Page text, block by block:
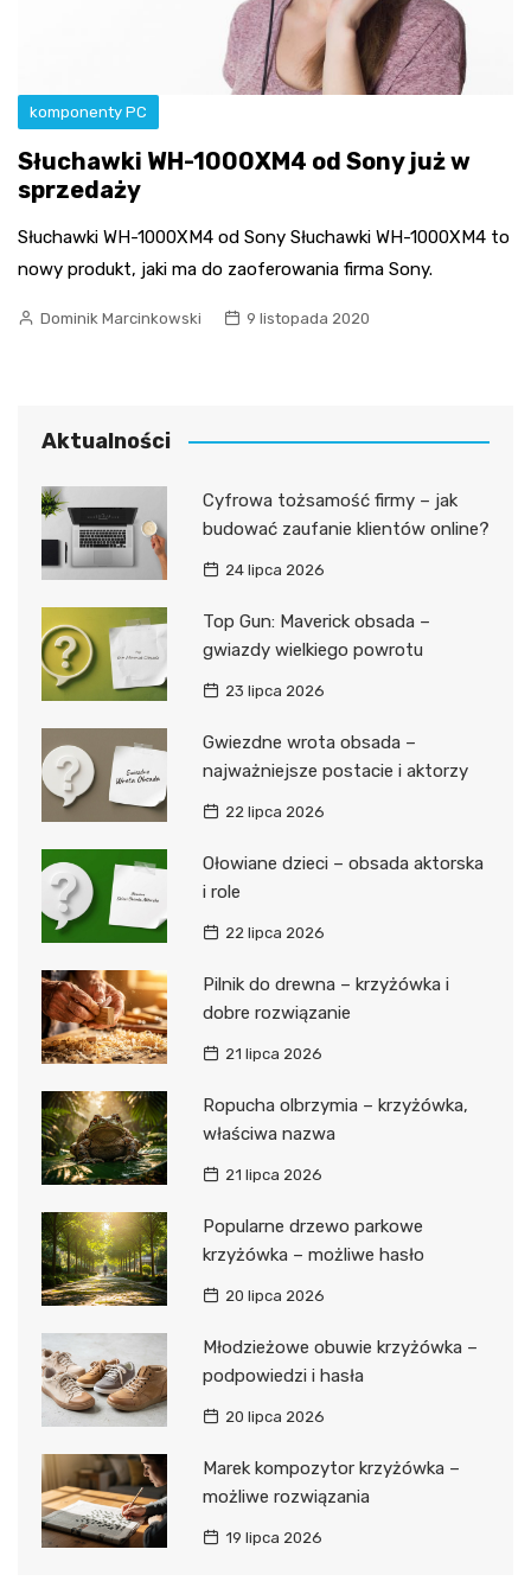
komponenty PC
Słuchawki WH-1000XM4 od Sony już w
sprzedaży
Słuchawki WH-1000XM4 od Sony Słuchawki WH-1000XM4 to
nowy produkt, jaki ma do zaoferowania firma Sony.
Dominik Marcinkowski 9 listopada 2020
Aktualności
Cyfrowa tożsamość firmy – jak
budować zaufanie klientów online?
24 lipca 2026
Top Gun: Maverick obsada –
gwiazdy wielkiego powrotu
23 lipca 2026
Gwiezdne wrota obsada –
najważniejsze postacie i aktorzy
22 lipca 2026
Ołowiane dzieci – obsada aktorska
i role
22 lipca 2026
Pilnik do drewna – krzyżówka i
dobre rozwiązanie
21 lipca 2026
Ropucha olbrzymia – krzyżówka,
właściwa nazwa
21 lipca 2026
Popularne drzewo parkowe
krzyżówka – możliwe hasło
20 lipca 2026
Młodzieżowe obuwie krzyżówka –
podpowiedzi i hasła
20 lipca 2026
Marek kompozytor krzyżówka –
możliwe rozwiązania
19 lipca 2026